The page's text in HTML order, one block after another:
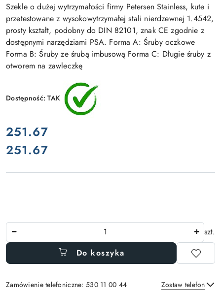
Szekle o dużej wytrzymałości firmy Petersen Stainless, kute i
przetestowane z wysokowytrzymałej stali nierdzewnej 1.4542,
prosty kształt, podobny do DIN 82101, znak CE zgodnie z
dostępnymi narzędziami PSA. Forma A: Śruby oczkowe
Forma B: Śruby ze śrubą imbusową Forma C: Długie śruby z
otworem na zawleczkę
Dostępność:TAK
cena:
251.67
Cena:
251.67
Ilość
szt.
Do koszyka
Zamówienie telefoniczne: 530 11 00 44 Zostaw telefon